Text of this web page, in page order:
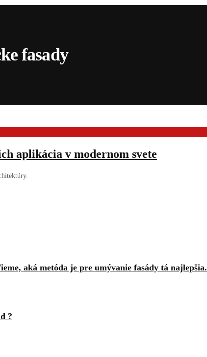
fasady
aplikácia v modernom svete
aká metóda je pre umývanie fasády tá najlepšia.
?